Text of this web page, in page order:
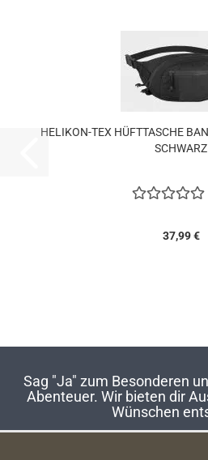
HELIKON-TEX HÜFTTASCHE
SCHWARZ
37,99 €
Sag "Ja" zum Besonderen
Abenteuer. Wir bieten dir
Wünschen